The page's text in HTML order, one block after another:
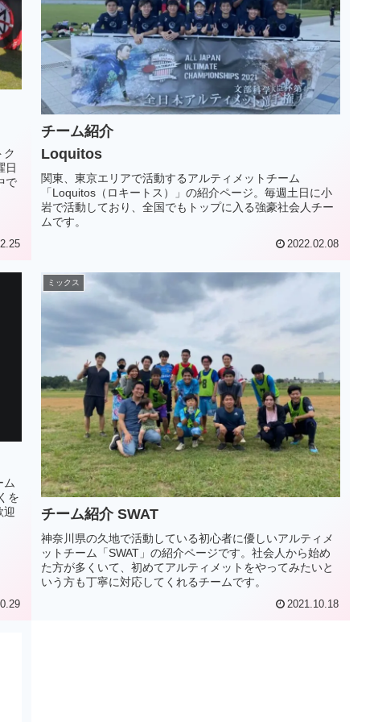
ク
日
で
チーム紹介
Loquitos
関東、東京エリアで活動するアルティメットチーム
「Loquitos（ロキートス）」の紹介ページ。毎週土日に小
岩で活動しており、全国でもトップに入る強豪社会人チー
ムです。
2022.02.08
ム
を
迎
ミックス
チーム紹介 SWAT
神奈川県の久地で活動している初心者に優しいアルティメ
ットチーム「SWAT」の紹介ページです。社会人から始め
た方が多くいて、初めてアルティメットをやってみたいと
いう方も丁寧に対応してくれるチームです。
2021.10.18